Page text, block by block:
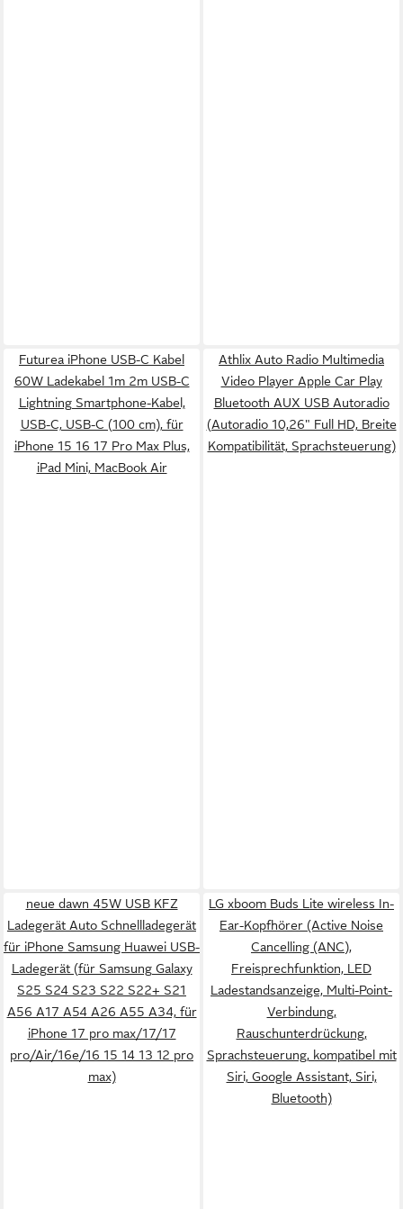
Futurea iPhone USB-C Kabel
60W Ladekabel 1m 2m USB-C
Lightning Smartphone-Kabel,
USB-C, USB-C (100 cm), für
iPhone 15 16 17 Pro Max Plus,
iPad Mini, MacBook Air
Athlix Auto Radio Multimedia
Video Player Apple Car Play
Bluetooth AUX USB Autoradio
(Autoradio 10,26" Full HD, Breite
Kompatibilität, Sprachsteuerung)
neue dawn 45W USB KFZ
Ladegerät Auto Schnellladegerät
für iPhone Samsung Huawei USB-
Ladegerät (für Samsung Galaxy
S25 S24 S23 S22 S22+ S21
A56 A17 A54 A26 A55 A34, für
iPhone 17 pro max/17/17
pro/Air/16e/16 15 14 13 12 pro
max)
LG xboom Buds Lite wireless In-
Ear-Kopfhörer (Active Noise
Cancelling (ANC),
Freisprechfunktion, LED
Ladestandsanzeige, Multi-Point-
Verbindung,
Rauschunterdrückung,
Sprachsteuerung, kompatibel mit
Siri, Google Assistant, Siri,
Bluetooth)